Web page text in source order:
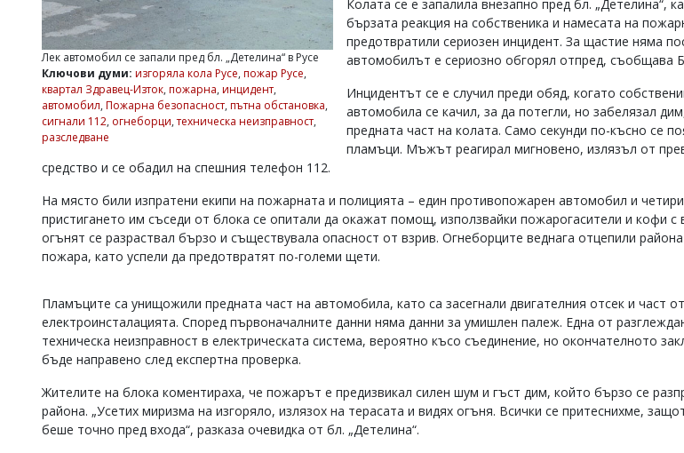
v.vasilev@flagman.bg
Касабова,
еmail:k.kassabova@flagman.bg
Главен
редактор:
Колев,
office@flagman.bg
Коментарите
статиите
читателите
редакцията
Лек автомобил се запали пред бл. „Детелина“ в Русе
Ключови думи: изгоряла кола Русе, пожар Русе,
квартал Здравец-Изток, пожарна, инцидент,
автомобил, Пожарна безопасност, пътна обстановка,
сигнали 112, огнеборци,техническа неизправност,
разследване
Колата се е запалила внезапно пред бл. „Детелина“,
бързата реакция на собственика и намесата на
предотвратили сериозен инцидент. За щастие няма
автомобилът е сериозно обгорял отпред, съобщава
Инцидентът се е случил преди обяд, когато
автомобила се качил, за да потегли, но забелязал
предната част на колата. Само секунди по-късно се
пламъци. Мъжът реагирал мигновено, излязъл от
средство и се обадил на спешния телефон 112.
На място били изпратени екипи на пожарната и полицията – един противопожарен автомобил и
пристигането им съседи от блока се опитали да окажат помощ, използвайки пожарогасители и кофи с
огънят се разраствал бързо и съществувала опасност от взрив. Огнеборците веднага отцепили
пожара, като успели да предотвратят по-големи щети.
Пламъците са унищожили предната част на автомобила, като са засегнали двигателния отсек и част от
електроинсталацията. Според първоначалните данни няма данни за умишлен палеж. Една от
техническа неизправност в електрическата система, вероятно късо съединение, но окончателното
бъде направено след експертна проверка.
Жителите на блока коментираха, че пожарът е предизвикал силен шум и гъст дим, който бързо се
района. „Усетих миризма на изгоряло, излязох на терасата и видях огъня. Всички се притеснихме,
беше точно пред входа“, разказа очевидка от бл. „Детелина“.